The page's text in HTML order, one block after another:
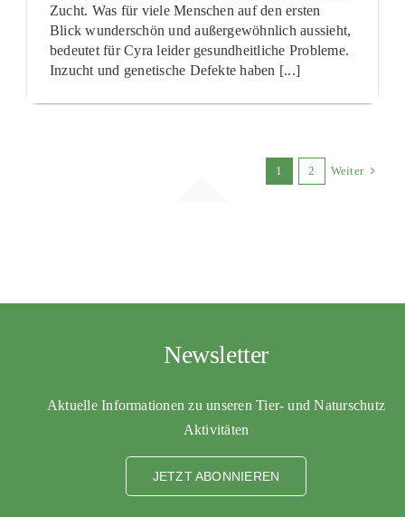
Zucht. Was für viele Menschen auf den ersten
Blick wunderschön und außergewöhnlich aussieht,
bedeutet für Cyra leider gesundheitliche Probleme.
Inzucht und genetische Defekte haben [...]
1 2 Weiter
Newsletter
Aktuelle Informationen zu unseren Tier- und Naturschutz
Aktivitäten
JETZT ABONNIEREN